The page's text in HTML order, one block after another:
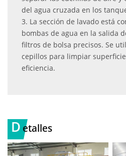
del agua cruzada en los
3. La sección de lavado está
bombas de agua en la salida
filtros de bolsa precisos. Se
cepillos para limpiar
eficiencia.
D etalles